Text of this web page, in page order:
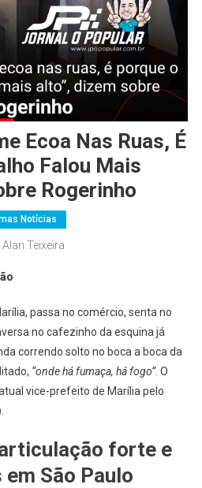
Ecoa Nas Ruas, É
Falou Mais
Rogerinho
Notícias
Alan Teixeira
passa no comércio, senta no
no cafezinho da esquina já
correndo solto no boca a boca da
“onde há fumaça, há fogo”. O
vice-prefeito de Marília pelo
forte e
São Paulo